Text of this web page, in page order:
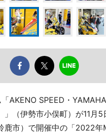
AKENO SPEED・
」（伊勢市小俣町）が11月
鹿市）で開催中の「2022年